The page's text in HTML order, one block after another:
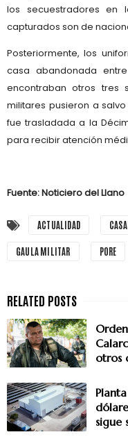
los secuestradores en
capturados son de
Posteriormente, los
casa abandonada
encontraban otros tres
militares pusieron a
fue trasladada a la
para recibir atención
Fuente: Noticiero del Llano
ACTUALIDAD
GAULA MILITAR PORE
otros
sigue